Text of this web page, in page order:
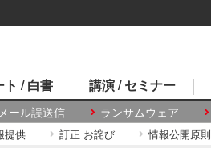
メール誤送信 ランサムウェア
ト / 白書 講演 / セミナー
提供 訂正 お詫び 情報公開原則